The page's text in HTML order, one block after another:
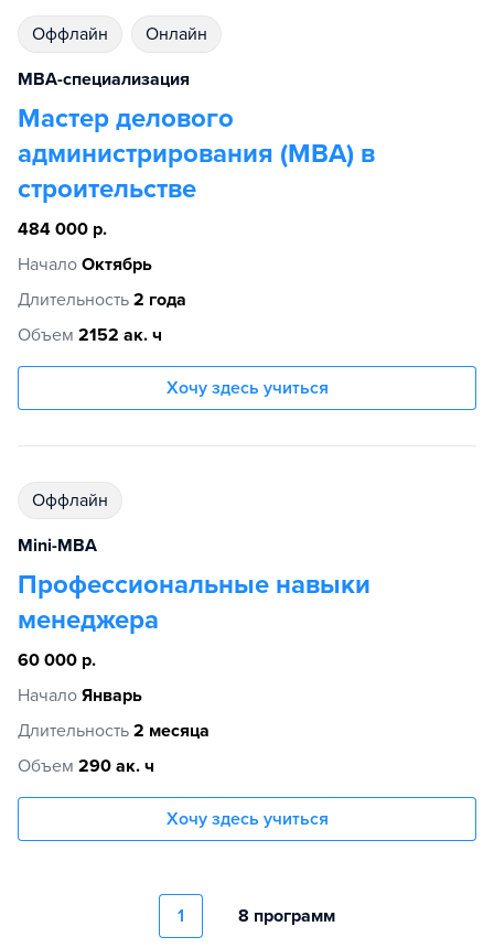
Оффлайн Онлайн
MBA-специализация
Мастер делового
администрирования (МВА) в
строительстве
484 000 р.
Начало Октябрь
Длительность 2 года
Объем 2152 ак. ч
Хочу здесь учиться
Оффлайн
Mini-MBA
Профессиональные навыки
менеджера
60 000 р.
Начало Январь
Длительность 2 месяца
Объем 290 ак. ч
Хочу здесь учиться
1 8 программ